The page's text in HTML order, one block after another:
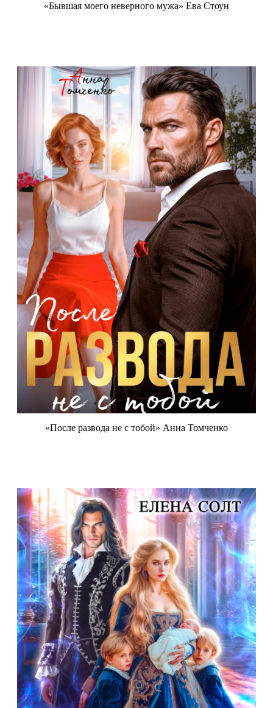
«Бывшая моего неверного мужа» Ева Стоун
«После развода не с тобой» Анна Томченко